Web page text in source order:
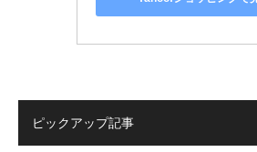
ピックアップ記事